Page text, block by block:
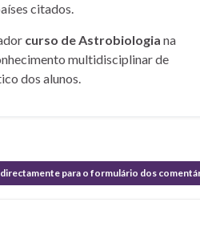
citados.
curso de Astrobiologia na
multidisciplinar de
dos alunos.
directamente para o formulário dos